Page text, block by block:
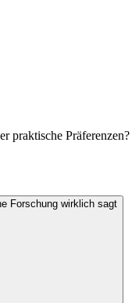
praktische Präferenzen?
Forschung wirklich sagt